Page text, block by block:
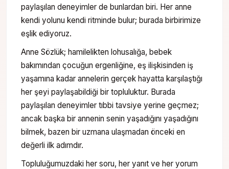
paylaşılan deneyimler de bunlardan biri. Her anne
kendi yolunu kendi ritminde bulur; burada birbirimize
eşlik ediyoruz.
Anne Sözlük; hamilelikten lohusalığa, bebek
bakımından çocuğun ergenliğine, eş ilişkisinden iş
yaşamına kadar annelerin gerçek hayatta karşılaştığı
her şeyi paylaşabildiği bir topluluktur. Burada
paylaşılan deneyimler tıbbi tavsiye yerine geçmez;
ancak başka bir annenin senin yaşadığını yaşadığını
bilmek, bazen bir uzmana ulaşmadan önceki en
değerli ilk adımdır.
Topluluğumuzdaki her soru, her yanıt ve her yorum